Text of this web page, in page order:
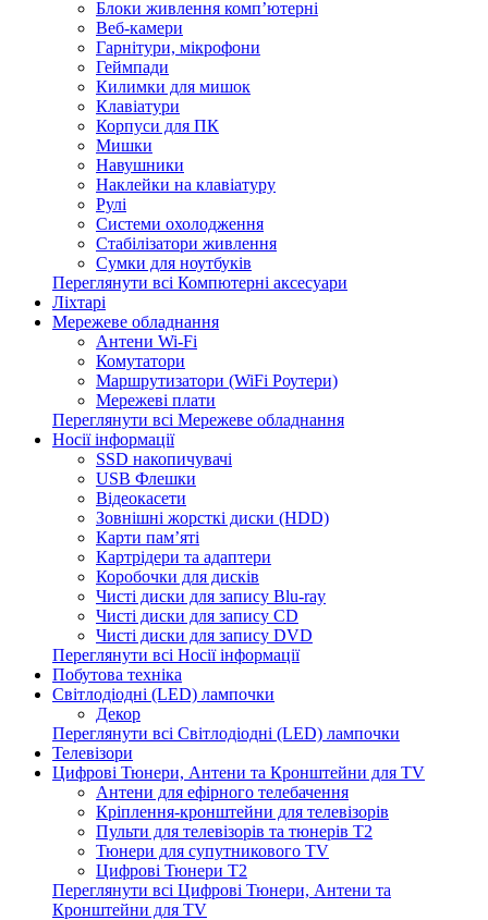
Блоки живлення комп’ютерні
Веб-камери
Гарнітури, мікрофони
Геймпади
Килимки для мишок
Клавіатури
Корпуси для ПК
Мишки
Навушники
Наклейки на клавіатуру
Рулі
Системи охолодження
Стабілізатори живлення
Сумки для ноутбуків
Переглянути всі Компютерні аксесуари
Ліхтарі
Мережеве обладнання
Антени Wi-Fi
Комутатори
Маршрутизатори (WiFi Роутери)
Мережеві плати
Переглянути всі Мережеве обладнання
Носії інформації
SSD накопичувачі
USB Флешки
Відеокасети
Зовнішні жорсткі диски (HDD)
Карти пам’яті
Картрідери та адаптери
Коробочки для дисків
Чисті диски для запису Blu-ray
Чисті диски для запису CD
Чисті диски для запису DVD
Переглянути всі Носії інформації
Побутова техніка
Світлодіодні (LED) лампочки
Декор
Переглянути всі Світлодіодні (LED) лампочки
Телевізори
Цифрові Тюнери, Антени та Кронштейни для TV
Антени для ефірного телебачення
Кріплення-кронштейни для телевізорів
Пульти для телевізорів та тюнерів T2
Тюнери для супутникового TV
Цифрові Тюнери T2
Переглянути всі Цифрові Тюнери, Антени та
Кронштейни для TV